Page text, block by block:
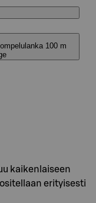
100 m
kaikenlaiseen
erityisesti